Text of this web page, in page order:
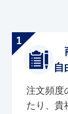
自
注文頻度
たり、貴